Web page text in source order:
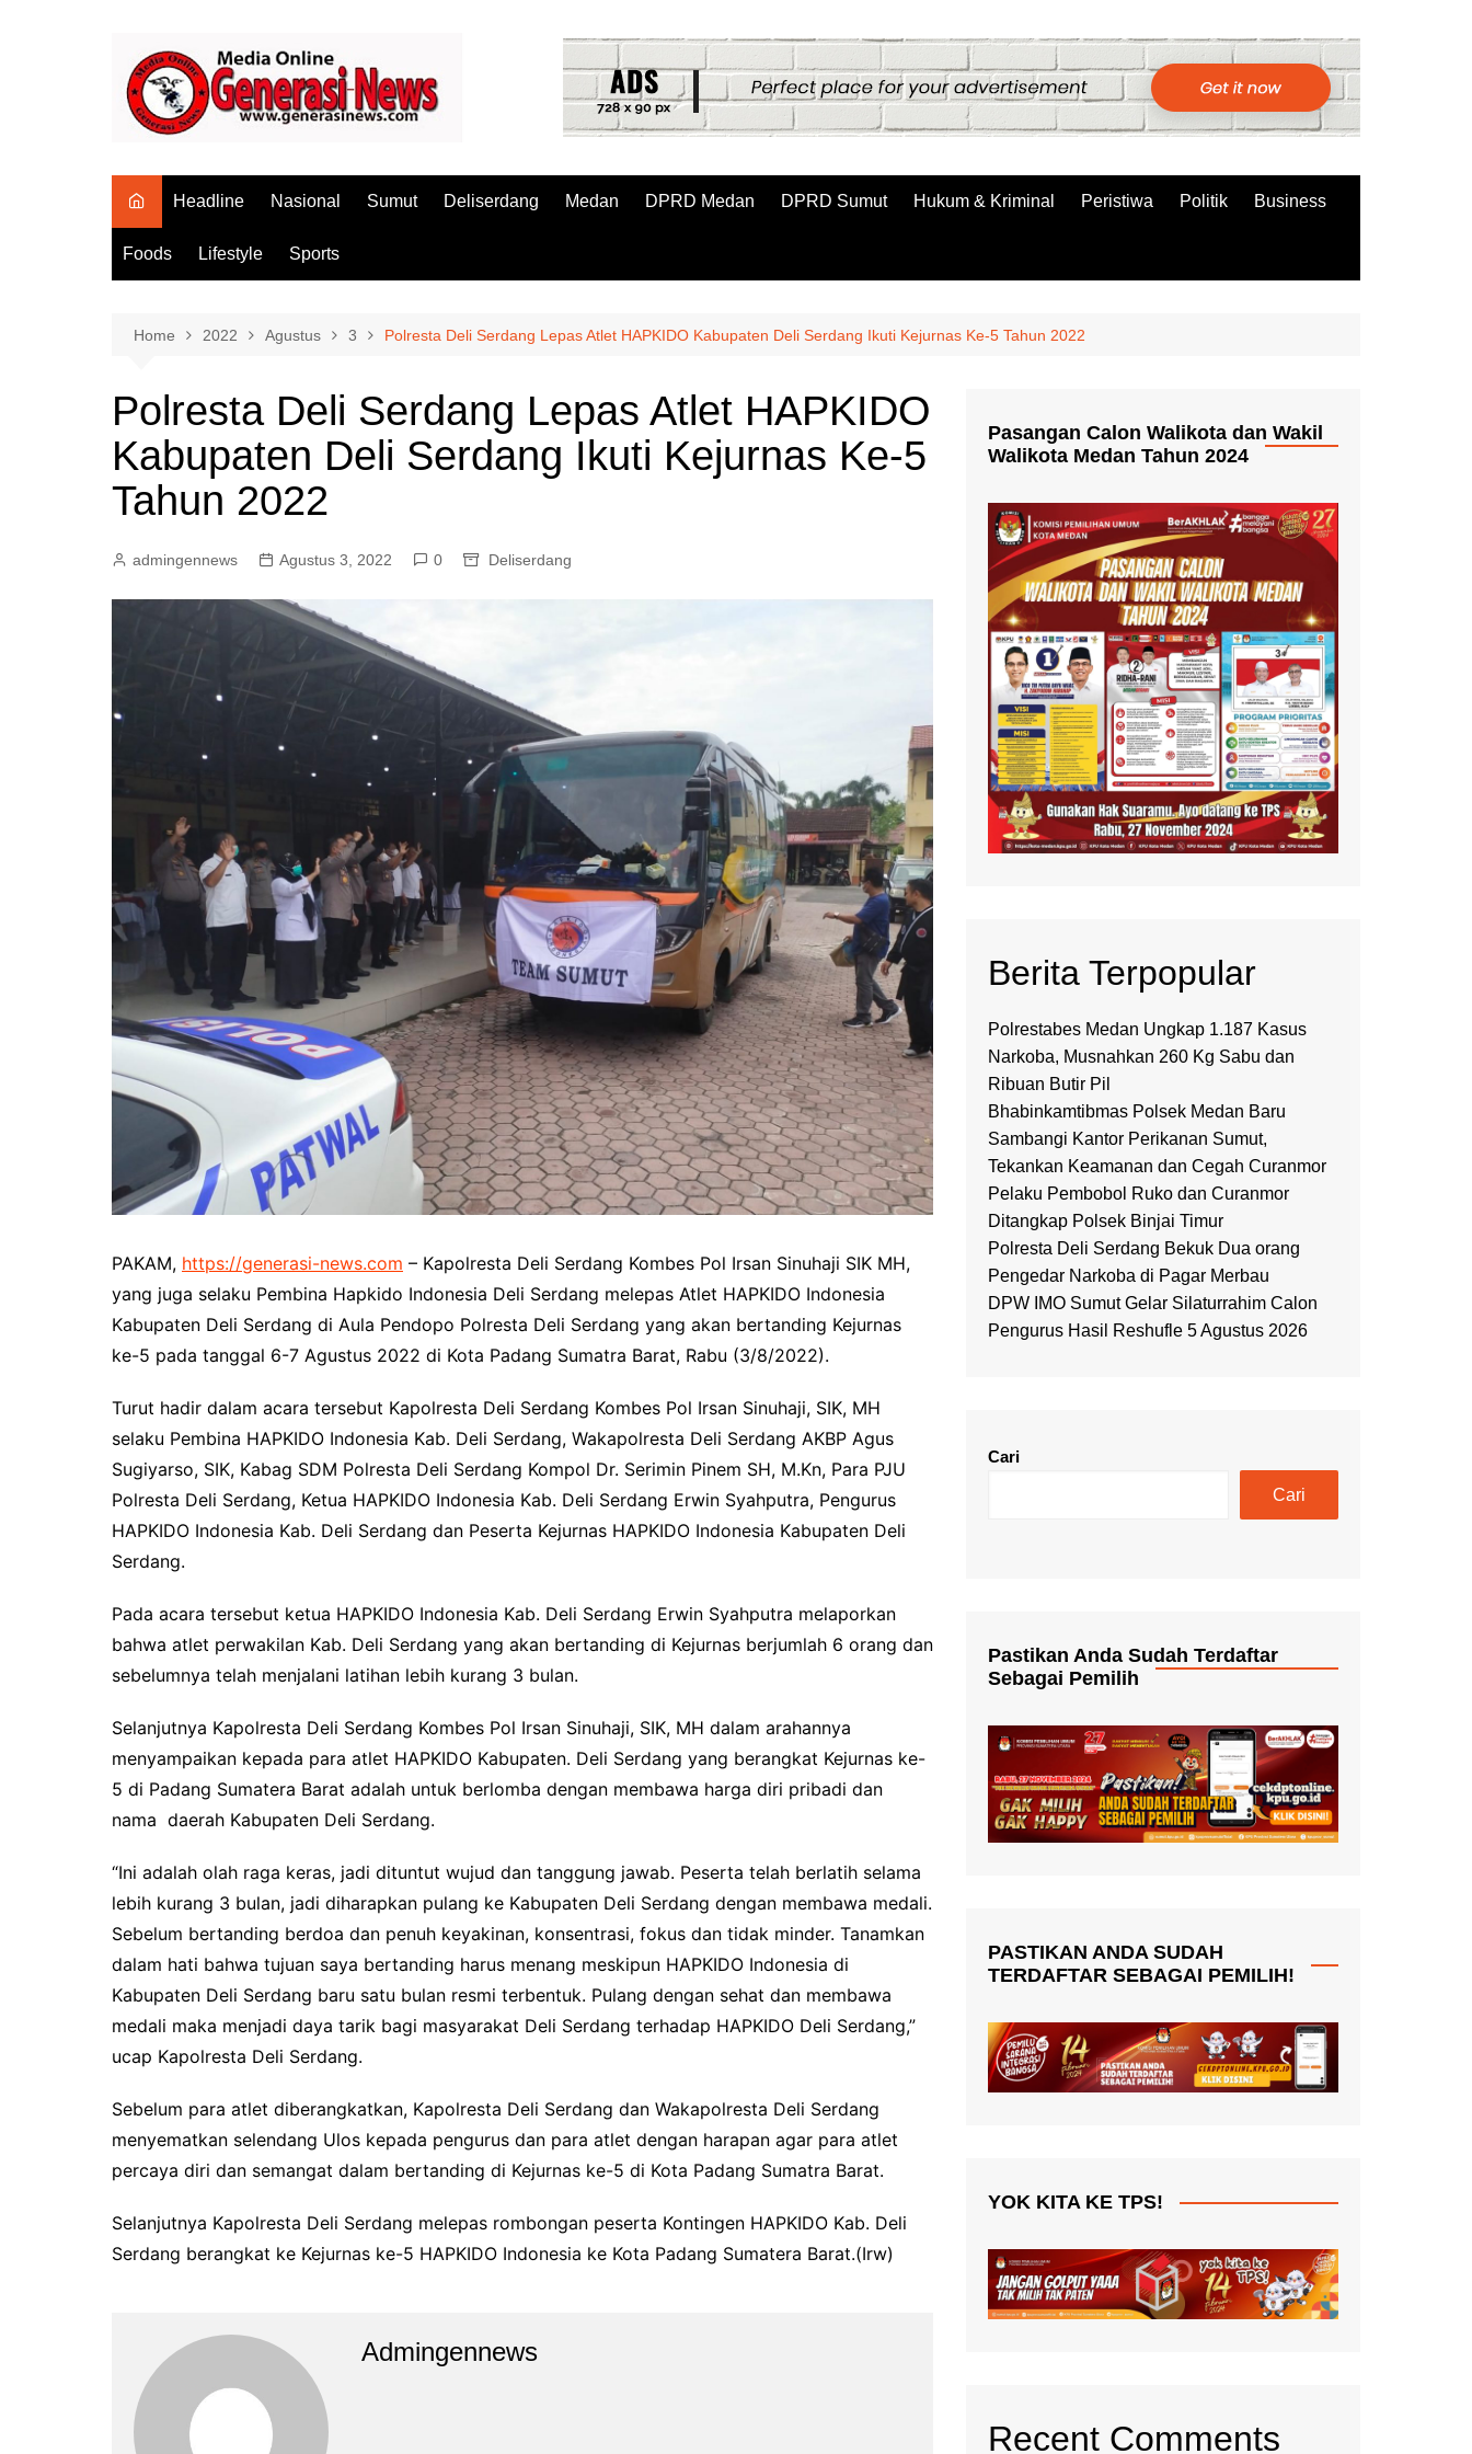
Headline Nasional Sumut Deliserdang Medan DPRD Medan DPRD Sumut Hukum & Kriminal Peristiwa Politik Business
Foods Lifestyle Sports
Home 2022 Agustus 3 Polresta Deli Serdang Lepas Atlet HAPKIDO Kabupaten Deli Serdang Ikuti Kejurnas Ke-5 Tahun 2022
Polresta Deli Serdang Lepas Atlet HAPKIDO
Kabupaten Deli Serdang Ikuti Kejurnas Ke-5
Tahun 2022
admingennews Agustus 3, 2022 0 Deliserdang
PAKAM, https://generasi-news.com – Kapolresta Deli Serdang Kombes Pol Irsan Sinuhaji SIK MH,
yang juga selaku Pembina Hapkido Indonesia Deli Serdang melepas Atlet HAPKIDO Indonesia
Kabupaten Deli Serdang di Aula Pendopo Polresta Deli Serdang yang akan bertanding Kejurnas
ke-5 pada tanggal 6-7 Agustus 2022 di Kota Padang Sumatra Barat, Rabu (3/8/2022).
Turut hadir dalam acara tersebut Kapolresta Deli Serdang Kombes Pol Irsan Sinuhaji, SIK, MH
selaku Pembina HAPKIDO Indonesia Kab. Deli Serdang, Wakapolresta Deli Serdang AKBP Agus
Sugiyarso, SIK, Kabag SDM Polresta Deli Serdang Kompol Dr. Serimin Pinem SH, M.Kn, Para PJU
Polresta Deli Serdang, Ketua HAPKIDO Indonesia Kab. Deli Serdang Erwin Syahputra, Pengurus
HAPKIDO Indonesia Kab. Deli Serdang dan Peserta Kejurnas HAPKIDO Indonesia Kabupaten Deli
Serdang.
Pada acara tersebut ketua HAPKIDO Indonesia Kab. Deli Serdang Erwin Syahputra melaporkan
bahwa atlet perwakilan Kab. Deli Serdang yang akan bertanding di Kejurnas berjumlah 6 orang dan
sebelumnya telah menjalani latihan lebih kurang 3 bulan.
Selanjutnya Kapolresta Deli Serdang Kombes Pol Irsan Sinuhaji, SIK, MH dalam arahannya
menyampaikan kepada para atlet HAPKIDO Kabupaten. Deli Serdang yang berangkat Kejurnas ke-
5 di Padang Sumatera Barat adalah untuk berlomba dengan membawa harga diri pribadi dan
nama daerah Kabupaten Deli Serdang.
“Ini adalah olah raga keras, jadi dituntut wujud dan tanggung jawab. Peserta telah berlatih selama
lebih kurang 3 bulan, jadi diharapkan pulang ke Kabupaten Deli Serdang dengan membawa medali.
Sebelum bertanding berdoa dan penuh keyakinan, konsentrasi, fokus dan tidak minder. Tanamkan
dalam hati bahwa tujuan saya bertanding harus menang meskipun HAPKIDO Indonesia di
Kabupaten Deli Serdang baru satu bulan resmi terbentuk. Pulang dengan sehat dan membawa
medali maka menjadi daya tarik bagi masyarakat Deli Serdang terhadap HAPKIDO Deli Serdang,”
ucap Kapolresta Deli Serdang.
Sebelum para atlet diberangkatkan, Kapolresta Deli Serdang dan Wakapolresta Deli Serdang
menyematkan selendang Ulos kepada pengurus dan para atlet dengan harapan agar para atlet
percaya diri dan semangat dalam bertanding di Kejurnas ke-5 di Kota Padang Sumatra Barat.
Selanjutnya Kapolresta Deli Serdang melepas rombongan peserta Kontingen HAPKIDO Kab. Deli
Serdang berangkat ke Kejurnas ke-5 HAPKIDO Indonesia ke Kota Padang Sumatera Barat.(Irw)
Admingennews
Pasangan Calon Walikota dan Wakil
Walikota Medan Tahun 2024
Berita Terpopular
Polrestabes Medan Ungkap 1.187 Kasus
Narkoba, Musnahkan 260 Kg Sabu dan
Ribuan Butir Pil
Bhabinkamtibmas Polsek Medan Baru
Sambangi Kantor Perikanan Sumut,
Tekankan Keamanan dan Cegah Curanmor
Pelaku Pembobol Ruko dan Curanmor
Ditangkap Polsek Binjai Timur
Polresta Deli Serdang Bekuk Dua orang
Pengedar Narkoba di Pagar Merbau
DPW IMO Sumut Gelar Silaturrahim Calon
Pengurus Hasil Reshufle 5 Agustus 2026
Cari
Cari
Pastikan Anda Sudah Terdaftar
Sebagai Pemilih
PASTIKAN ANDA SUDAH
TERDAFTAR SEBAGAI PEMILIH!
YOK KITA KE TPS!
Recent Comments